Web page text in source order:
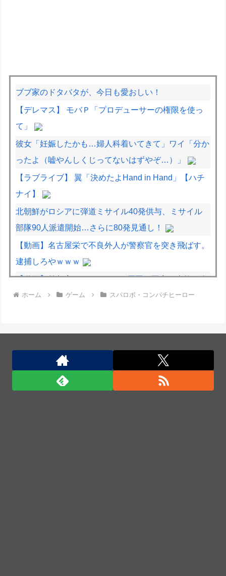
ブブ家のドタバタが、今日も愛おしい！
【デレマス】 モバＰ「プロデューサーの権限を使っ
て」
彼女「妊娠したかも…婦人科着いてきて」ワイ「分か
ったよ（嘘やんしくじってないはずやぞ…）」
【ラブライブ】 翼「決めたよHand in Hand」【ハチ
ナイ】
北朝鮮がロシアに弾道ミサイル40発供与、ミサイル
部隊90人派遣開始…さらに80発見通し！
【動画】名古屋栄で不良外人が警察官を突き飛ばす。
逮捕しろやｗｗｗ
【動画】首都高で4tトラックが原因の玉突き事故に巻
き込まれた軽バンの車載。
部隊90人派遣開始…さらに80発見通し！
ついに国産ヒューマノイド登場、人手不足深刻化の医
ホーム ゲーム スパロボ・コンパチヒーロー